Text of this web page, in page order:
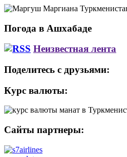
Погода в Ашхабаде
Неизвестная лента
Поделитесь с друзьями:
Курс валюты:
Сайты партнеры: